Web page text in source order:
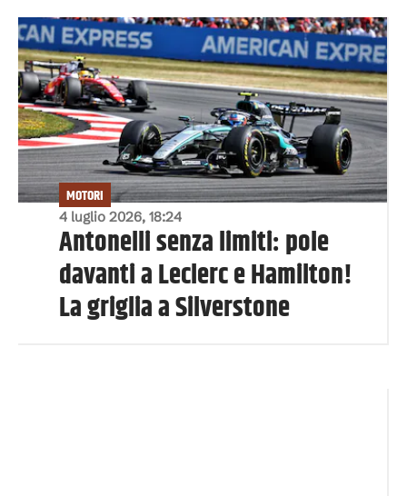
4 luglio 2026, 18:24
MOTORI
Antonelli senza limiti: pole
davanti a Leclerc e Hamilton!
La griglia a Silverstone